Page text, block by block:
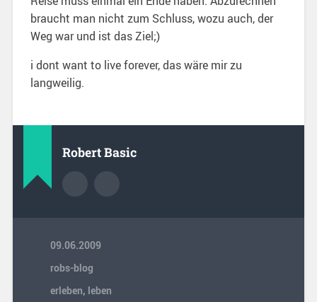
braucht man nicht zum Schluss, wozu auch, der
Weg war und ist das Ziel;)
i dont want to live forever, das wäre mir zu
langweilig.
Robert Basic
09.06.2009
robs-blog
erleben, leben